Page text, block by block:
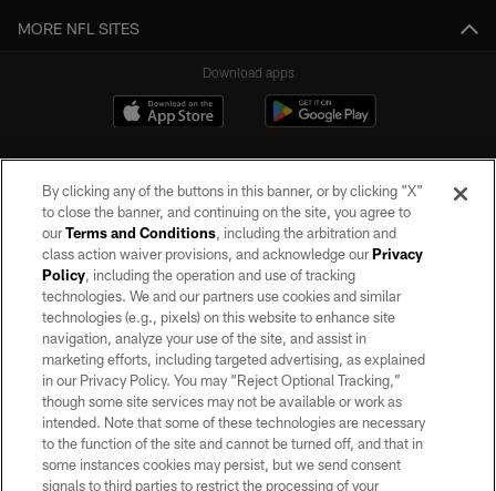
MORE NFL SITES
Download apps
©2026 by the Las Vegas Raiders. All rights reserved. No portion of this site
may be reproduced without the express written permission of the Las Vegas
Raiders.
PRIVACY POLICY
TERMS OF SERVICE
ACCESSIBILITY
AD CHOICES
By clicking any of the buttons in this banner, or by clicking "X"
to close the banner, and continuing on the site, you agree to
ourTerms and Conditions, including the arbitration and
class action waiver provisions, and acknowledge ourPrivacy
Policy, including the operation and use of tracking
technologies. We and our partners use cookies and similar
technologies (e.g., pixels) on this website to enhance site
navigation, analyze your use of the site, and assist in
marketing efforts, including targeted advertising, as explained
in our Privacy Policy. You may “Reject Optional Tracking,”
though some site services may not be available or work as
intended. Note that some of these technologies are necessary
to the function of the site and cannot be turned off, and that in
some instances cookies may persist, but we send consent
signals to third parties to restrict the processing of your